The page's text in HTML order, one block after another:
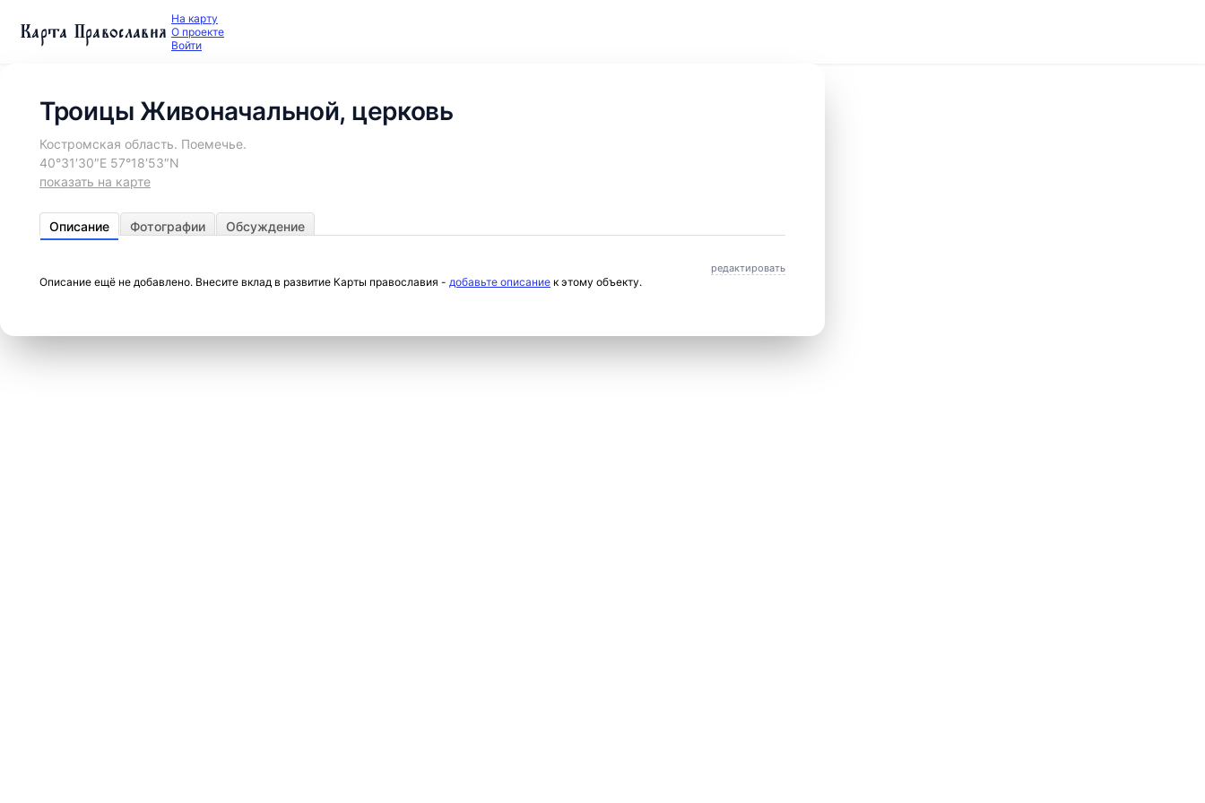
Карта Православия На карту
О проекте
Войти
Троицы Живоначальной, церковь
Костромская область. Поемечье.
40°31′30″E 57°18′53″N
показать на карте
Описание Фотографии Обсуждение
редактировать
Описание ещё не добавлено. Внесите вклад в развитие Карты православия - добавьте описание к этому объекту.